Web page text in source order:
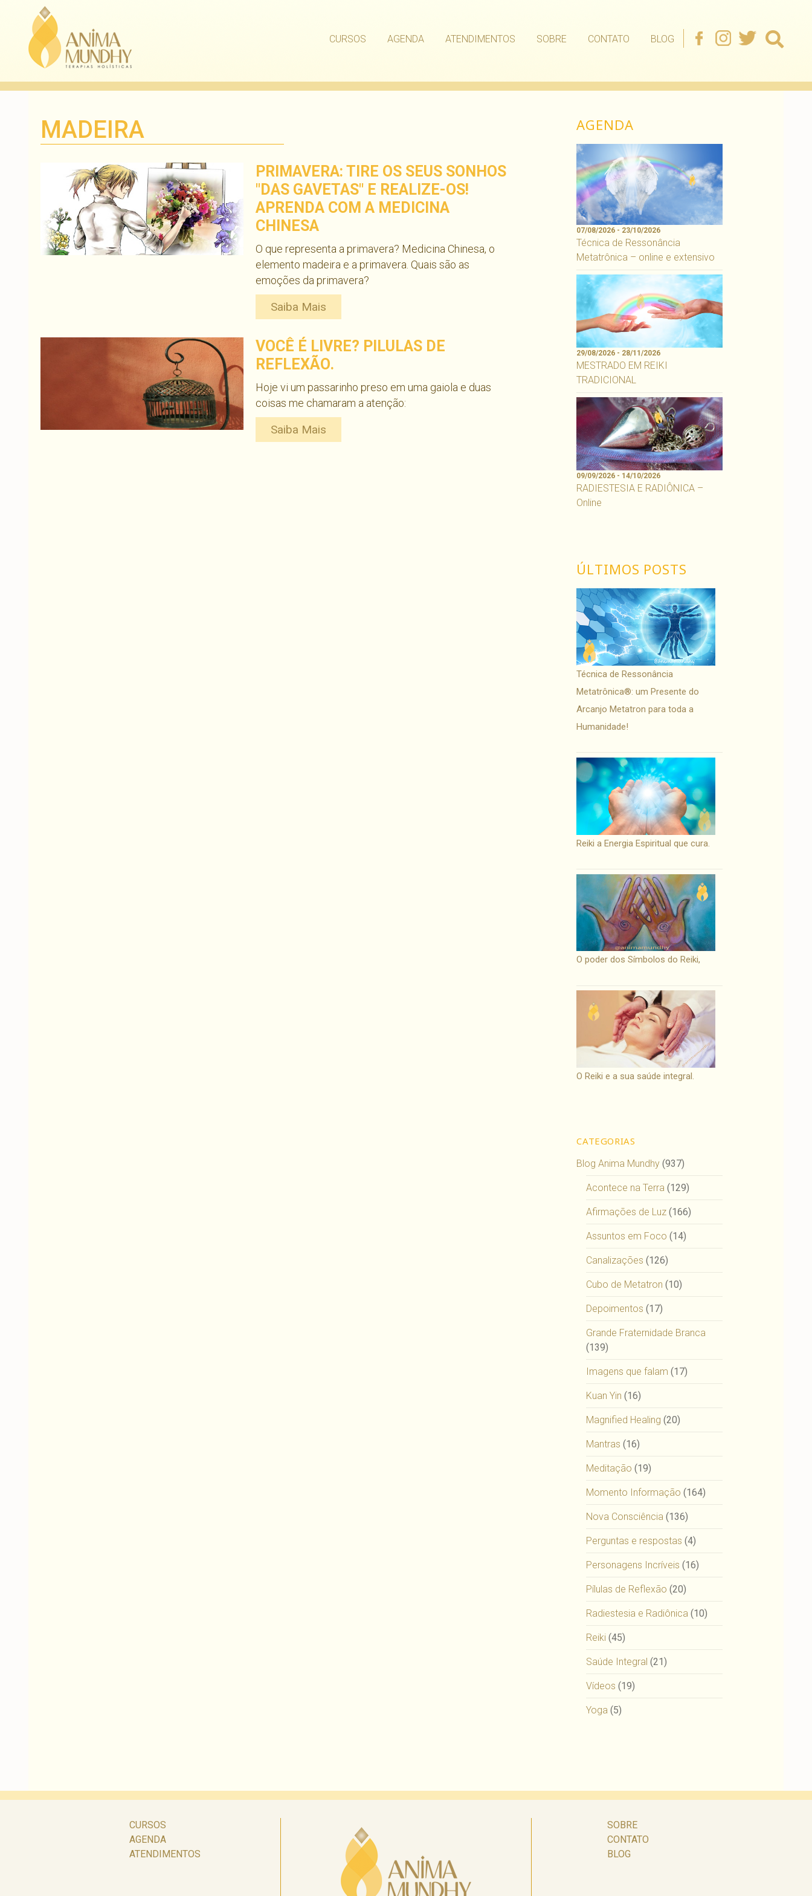
CURSOS AGENDA ATENDIMENTOS SOBRE CONTATO BLOG
MADEIRA
PRIMAVERA: TIRE OS SEUS SONHOS
"DAS GAVETAS" E REALIZE-OS!
APRENDA COM A MEDICINA
CHINESA
O que representa a primavera? Medicina Chinesa, o
elemento madeira e a primavera. Quais são as
emoções da primavera?
Saiba Mais
VOCÊ É LIVRE? PILULAS DE
REFLEXÃO.
Hoje vi um passarinho preso em uma gaiola e duas
coisas me chamaram a atenção:
Saiba Mais
AGENDA
07/08/2026 - 23/10/2026
Técnica de Ressonância
Metatrônica – online e extensivo
29/08/2026 - 28/11/2026
MESTRADO EM REIKI
TRADICIONAL
09/09/2026 - 14/10/2026
RADIESTESIA E RADIÔNICA –
Online
ÚLTIMOS POSTS
Técnica de Ressonância
Metatrônica®: um Presente do
Arcanjo Metatron para toda a
Humanidade!
Reiki a Energia Espiritual que cura.
O poder dos Símbolos do Reiki,
O Reiki e a sua saúde integral.
CATEGORIAS
Blog Anima Mundhy (937)
Acontece na Terra (129)
Afirmações de Luz (166)
Assuntos em Foco (14)
Canalizações (126)
Cubo de Metatron (10)
Depoimentos (17)
Grande Fraternidade Branca
(139)
Imagens que falam (17)
Kuan Yin (16)
Magnified Healing (20)
Mantras (16)
Meditação (19)
Momento Informação (164)
Nova Consciência (136)
Perguntas e respostas (4)
Personagens Incríveis (16)
Pílulas de Reflexão (20)
Radiestesia e Radiônica (10)
Reiki (45)
Saúde Integral (21)
Vídeos (19)
Yoga (5)
CURSOS
AGENDA
ATENDIMENTOS
SOBRE
CONTATO
BLOG